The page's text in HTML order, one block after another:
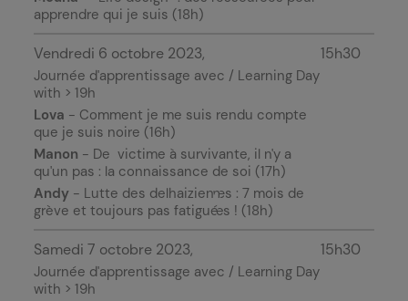
apprendre qui je suis (18h)
Vendredi 6 octobre 2023
Journée d'apprentissage avec / Learning Day
with > 19h
Lova - Comment je me suis rendu compte
que je suis noire (16h)
Manon - De victime à survivante, il n'y a
qu'un pas : la connaissance de soi (17h)
Andy - Lutte des delhaizien·nes : 7 mois de
grève et toujours pas fatigué·es ! (18h)
15h30
Samedi 7 octobre 2023
Journée d'apprentissage avec / Learning Day
with > 19h
15h30